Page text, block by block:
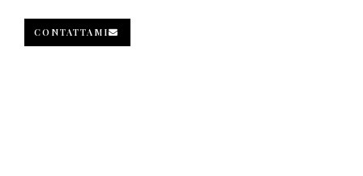
CONTATTAMI